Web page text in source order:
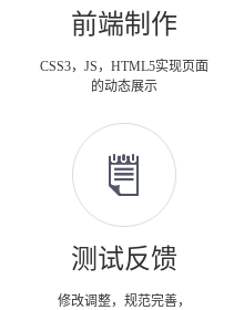
前端制作
CSS3，JS，HTML5实现页面
的动态展示
测试反馈
修改调整，规范完善，